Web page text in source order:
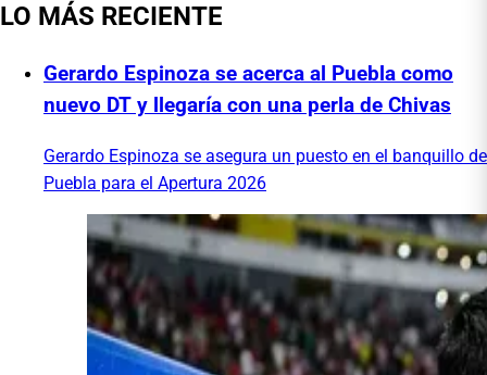
LO MÁS RECIENTE
Gerardo Espinoza se acerca al Puebla como
nuevo DT y llegaría con una perla de Chivas
Gerardo Espinoza se asegura un puesto en el banquillo de
Puebla para el Apertura 2026